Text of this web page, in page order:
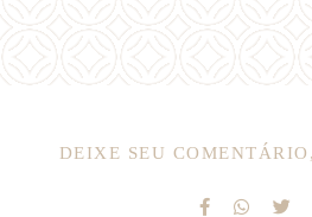
DEIXE SEU